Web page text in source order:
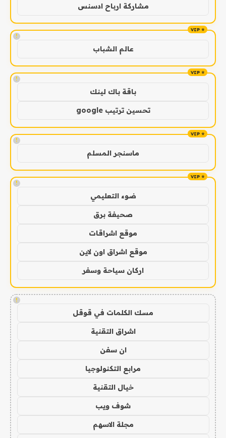
مشاركة ارباح ادسنس
!
عالم الشباب
!
باقة باك لينك
تحسين ترتيب google
!
ماسنجر المسلم
!
ضوء التعليمي
صحيفة برق
موقع اشراقات
موقع اشراق اون لاين
اركان سياحة وسفر
!
مسك الكلمات في قوقل
اشراق التقنية
ان سفن
مرابع التكنولوجيا
خيال التقنية
شوف ويب
مجلة الاسهم